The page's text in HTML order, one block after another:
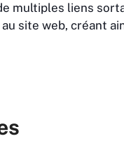
multiples liens
site web, créant